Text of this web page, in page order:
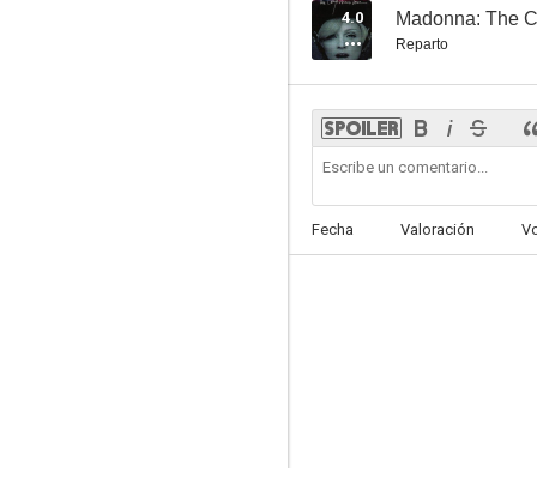
4.0 Madonna: The
Reparto
Fecha Valoración